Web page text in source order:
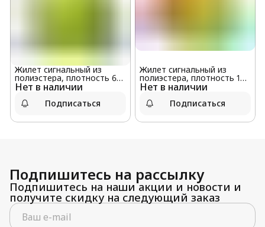
Нет в наличии
Жилет сигнальный из
полиэстера, плотность 60
г/м2, лимонный 4101
Подписаться
Нет в наличии
Жилет сигнальный из
полиэстера, плотность 100
г/м2, лимонный
Подписаться
Подпишитесь на рассылку
Подпишитесь на наши акции и новости и
получите скидку на следующий заказ